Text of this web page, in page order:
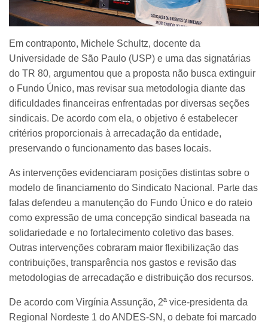
Em contraponto, Michele Schultz, docente da
Universidade de São Paulo (USP) e uma das signatárias
do TR 80, argumentou que a proposta não busca extinguir
o Fundo Único, mas revisar sua metodologia diante das
dificuldades financeiras enfrentadas por diversas seções
sindicais. De acordo com ela, o objetivo é estabelecer
critérios proporcionais à arrecadação da entidade,
preservando o funcionamento das bases locais.
As intervenções evidenciaram posições distintas sobre o
modelo de financiamento do Sindicato Nacional. Parte das
falas defendeu a manutenção do Fundo Único e do rateio
como expressão de uma concepção sindical baseada na
solidariedade e no fortalecimento coletivo das bases.
Outras intervenções cobraram maior flexibilização das
contribuições, transparência nos gastos e revisão das
metodologias de arrecadação e distribuição dos recursos.
De acordo com Virgínia Assunção, 2ª vice-presidenta da
Regional Nordeste 1 do ANDES-SN, o debate foi marcado